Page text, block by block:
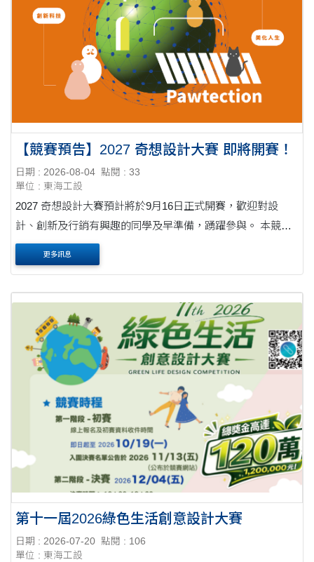
【競賽預告】2027 奇想設計大賽 即將開賽！
日期 : 2026-08-04 點閱 : 33
單位 : 東海工設
2027 奇想設計大賽預計將於9月16日正式開賽，歡迎對設
計、創新及行銷有興趣的同學及早準備，踴躍參與。 本競賽
除設計競賽外，亦設有行銷競賽，並提供專利申請輔導，同
時鼓勵優秀作品挑戰國際四大設計獎，協助作品....
更多訊息
第十一屆2026綠色生活創意設計大賽
日期 : 2026-07-20 點閱 : 106
單位 : 東海工設